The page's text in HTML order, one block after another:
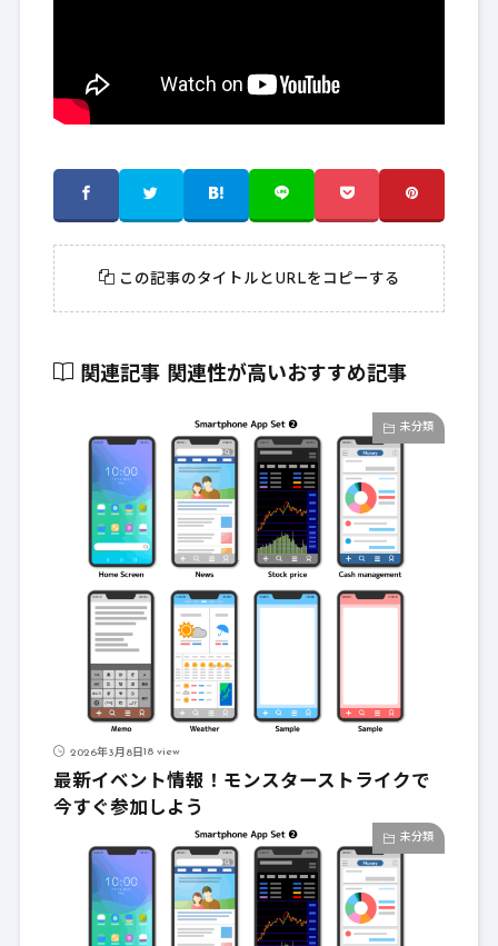
この記事のタイトルとURLをコピーする
関連記事 関連性が高いおすすめ記事
未分類
2026年3月8日18 view
最新イベント情報！モンスターストライクで
今すぐ参加しよう
未分類